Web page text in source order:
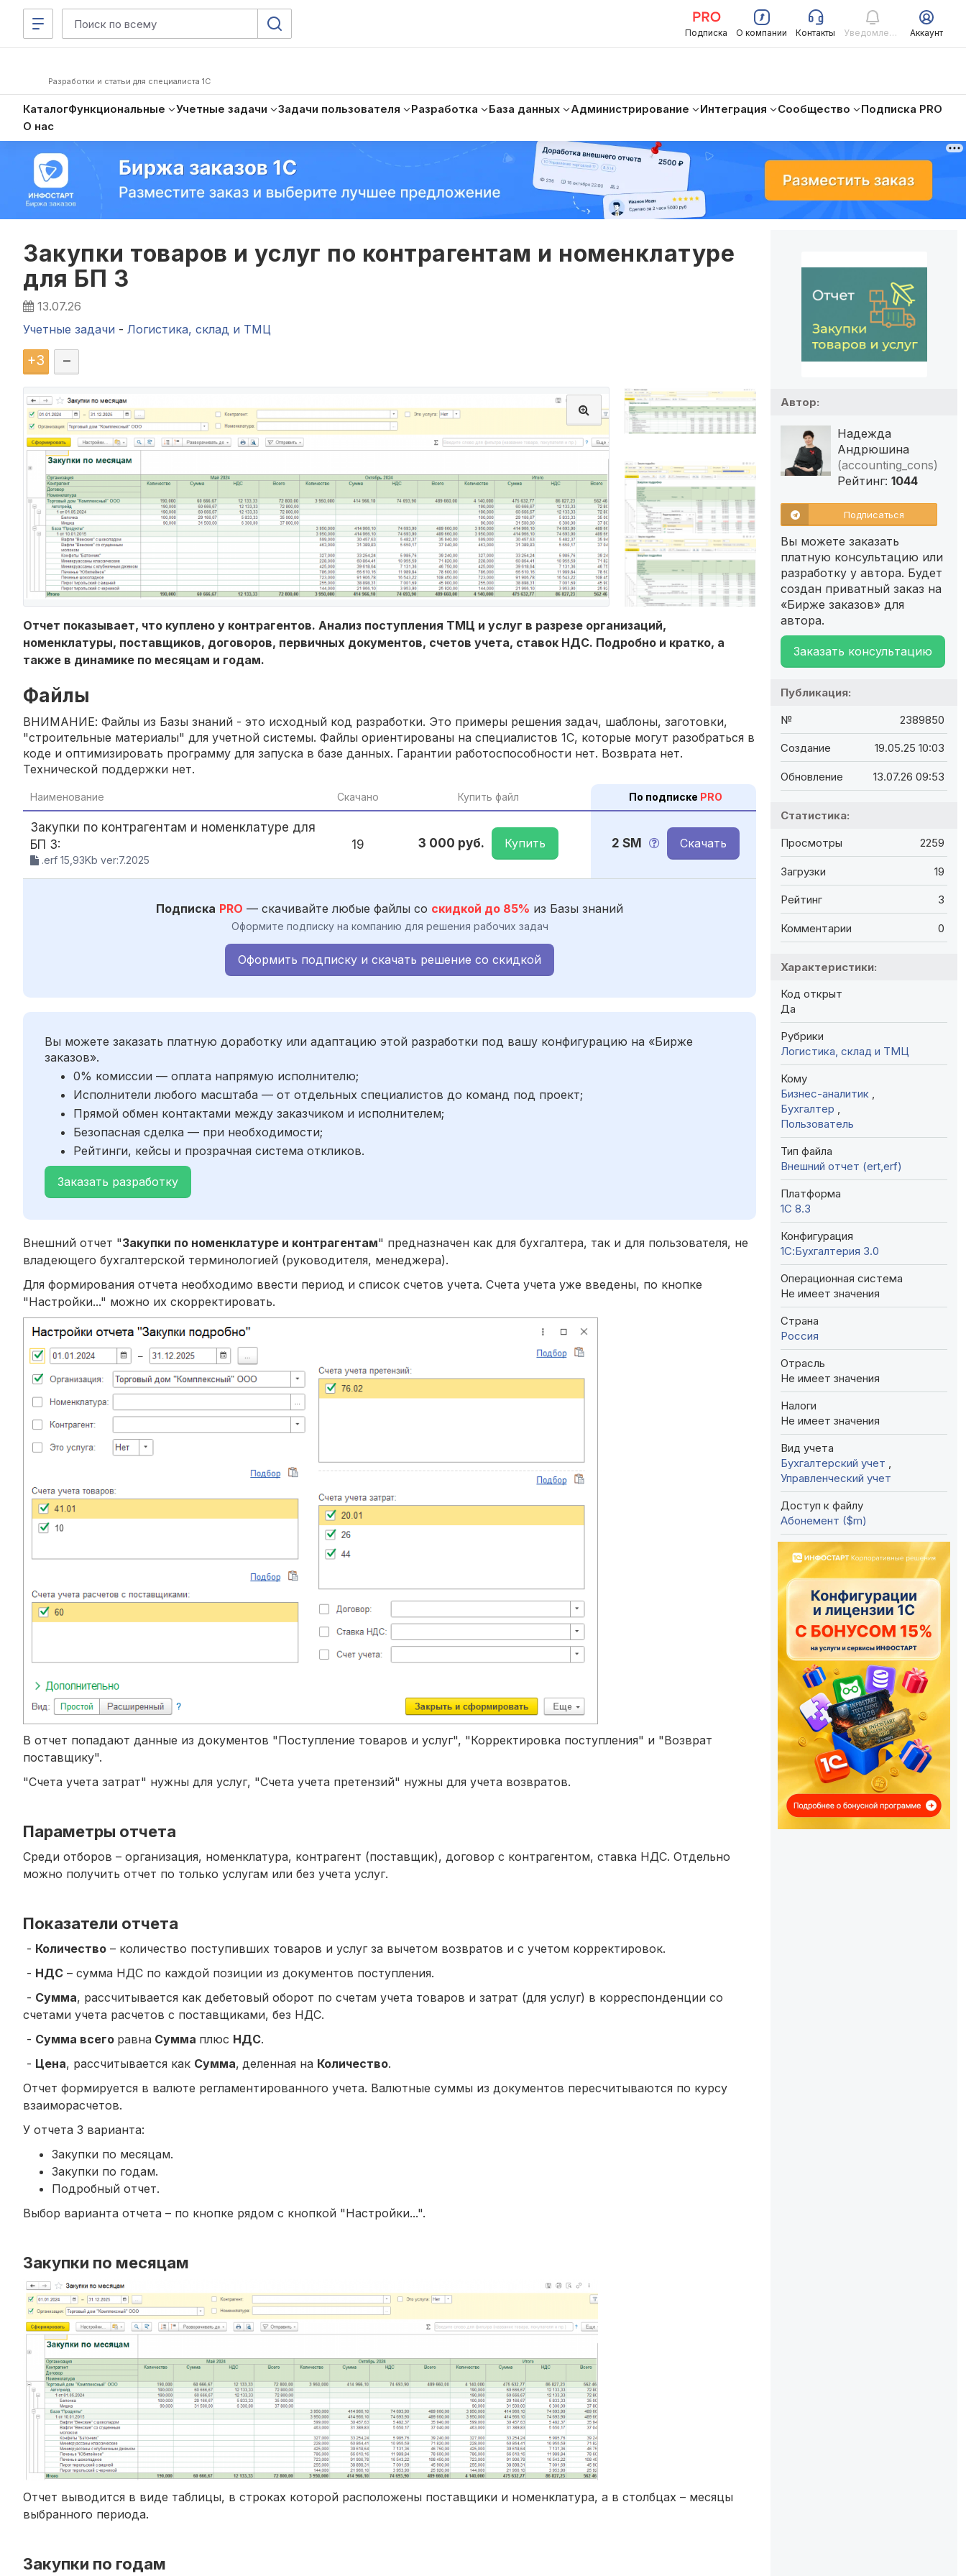
Подписка О компании Контакты Уведомления Аккаунт
Разработки и статьи для специалиста 1С
КаталогФункциональные Учетные задачи Задачи пользователя Разработка База данных Администрирование Интеграция Сообщество
Подписка PRO
О нас
Закупки товаров и услуг по контрагентам и номенклатуре
для БП 3
13.07.26
Учетные задачи - Логистика, склад и ТМЦ
+3 –
Отчет показывает, что куплено у контрагентов. Анализ поступления ТМЦ и услуг в разрезе организаций,
номенклатуры, поставщиков, договоров, первичных документов, счетов учета, ставок НДС. Подробно и кратко, а
также в динамике по месяцам и годам.
Файлы
ВНИМАНИЕ: Файлы из Базы знаний - это исходный код разработки. Это примеры решения задач, шаблоны, заготовки,
"строительные материалы" для учетной системы. Файлы ориентированы на специалистов 1С, которые могут разобраться в
коде и оптимизировать программу для запуска в базе данных. Гарантии работоспособности нет. Возврата нет.
Технической поддержки нет.
Наименование Скачано Купить файл По подписке PRO
Закупки по контрагентам и номенклатуре для
БП 3:
.erf 15,93Kb ver:7.2025
19 3 000 руб. Купить 2 SM Скачать
Подписка PRO — скачивайте любые файлы со скидкой до 85% из Базы знаний
Оформите подписку на компанию для решения рабочих задач
Оформить подписку и скачать решение со скидкой
Вы можете заказать платную доработку или адаптацию этой разработки под вашу конфигурацию на «Бирже
заказов».
0% комиссии — оплата напрямую исполнителю;
Исполнители любого масштаба — от отдельных специалистов до команд под проект;
Прямой обмен контактами между заказчиком и исполнителем;
Безопасная сделка — при необходимости;
Рейтинги, кейсы и прозрачная система откликов.
Заказать разработку
Внешний отчет "Закупки по номенклатуре и контрагентам" предназначен как для бухгалтера, так и для пользователя, не
владеющего бухгалтерской терминологией (руководителя, менеджера).
Для формирования отчета необходимо ввести период и список счетов учета. Счета учета уже введены, по кнопке
"Настройки..." можно их скорректировать.
В отчет попадают данные из документов "Поступление товаров и услуг", "Корректировка поступления" и "Возврат
поставщику".
"Счета учета затрат" нужны для услуг, "Счета учета претензий" нужны для учета возвратов.
Параметры отчета
Среди отборов – организация, номенклатура, контрагент (поставщик), договор с контрагентом, ставка НДС. Отдельно
можно получить отчет по только услугам или без учета услуг.
Показатели отчета
- Количество – количество поступивших товаров и услуг за вычетом возвратов и с учетом корректировок.
- НДС – сумма НДС по каждой позиции из документов поступления.
- Сумма, рассчитывается как дебетовый оборот по счетам учета товаров и затрат (для услуг) в корреспонденции со
счетами учета расчетов с поставщиками, без НДС.
- Сумма всего равна Сумма плюс НДС.
- Цена, рассчитывается как Сумма, деленная на Количество.
Отчет формируется в валюте регламентированного учета. Валютные суммы из документов пересчитываются по курсу
взаиморасчетов.
У отчета 3 варианта:
Закупки по месяцам.
Закупки по годам.
Подробный отчет.
Выбор варианта отчета – по кнопке рядом с кнопкой "Настройки...".
Закупки по месяцам
Отчет выводится в виде таблицы, в строках которой расположены поставщики и номенклатура, а в столбцах – месяцы
выбранного периода.
Закупки по годам
Автор:
Надежда
Андрюшина
(accounting_cons)
Рейтинг: 1044
Подписаться
Вы можете заказать
платную консультацию или
разработку у автора. Будет
создан приватный заказ на
«Бирже заказов» для
автора.
Заказать консультацию
Публикация:
№ 2389850
Создание 19.05.25 10:03
Обновление 13.07.26 09:53
Статистика:
Просмотры 2259
Загрузки 19
Рейтинг 3
Комментарии 0
Характеристики:
Код открыт
Да
Рубрики
Логистика, склад и ТМЦ
Кому
Бизнес-аналитик
Бухгалтер
Пользователь
Тип файла
Внешний отчет (ert,erf)
Платформа
1С 8.3
Конфигурация
1С:Бухгалтерия 3.0
Операционная система
Не имеет значения
Страна
Россия
Отрасль
Не имеет значения
Налоги
Не имеет значения
Вид учета
Бухгалтерский учет
Управленческий учет
Доступ к файлу
Абонемент ($m)